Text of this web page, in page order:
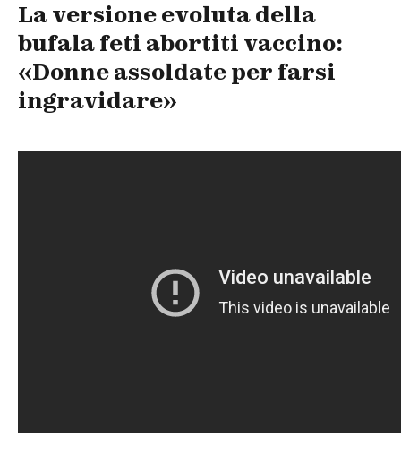
La versione evoluta della
bufala feti abortiti vaccino:
«Donne assoldate per farsi
ingravidare»